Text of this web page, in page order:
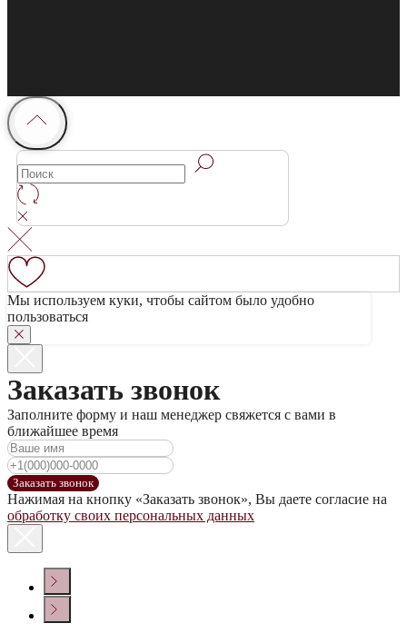
Мы используем куки, чтобы сайтом было удобно
пользоваться
Заказать звонок
Заполните форму и наш менеджер свяжется с вами в
ближайшее время
Заказать звонок
Нажимая на кнопку «Заказать звонок», Вы даете согласие на
обработку своих персональных данных